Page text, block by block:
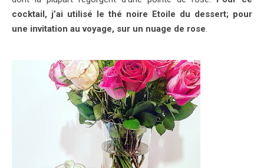
cocktail, j’ai utilisé le thé noire Etoile du dessert; pour
une invitation au voyage, sur un nuage de rose.